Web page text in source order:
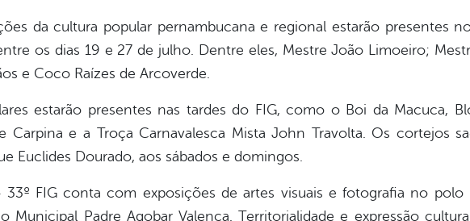
da cultura popular pernambucana e regional estarão presentes
os dias 19 e 27 de julho. Dentre eles, Mestre João Limoeiro;
e Coco Raízes de Arcoverde.
estarão presentes nas tardes do FIG, como o Boi da Macuca,
Carpina e a Troça Carnavalesca Mista John Travolta. Os cortejos
Euclides Dourado, aos sábados e domingos.
33º FIG conta com exposições de artes visuais e fotografia no polo
Municipal Padre Agobar Valença. Territorialidade e expressão